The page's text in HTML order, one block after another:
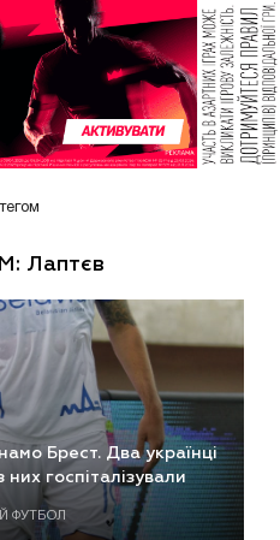
Лаптєв
Брест. Два українці
госпіталізували
ФУТБОЛ